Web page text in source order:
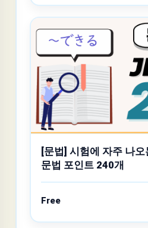
[문법] 시험에 자주 나
문법 포인트 240개
Free